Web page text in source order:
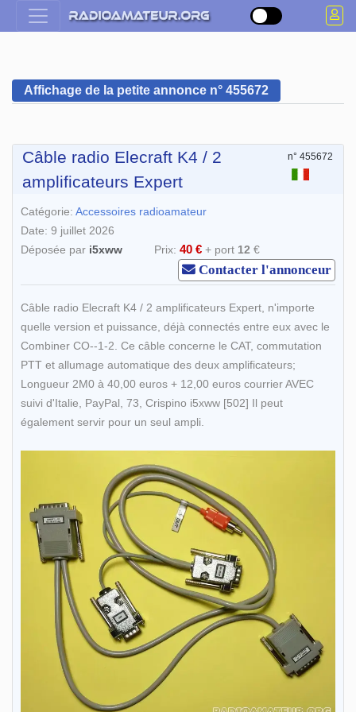
Affichage de la petite annonce n° 455672
Câble radio Elecraft K4 / 2
amplificateurs Expert
n° 455672
Catégorie: Accessoires radioamateur
Date: 9 juillet 2026
Déposée par i5xww Prix: 40 € + port 12 €
Contacter l'annonceur
Câble radio Elecraft K4 / 2 amplificateurs Expert, n'importe
quelle version et puissance, déjà connectés entre eux avec le
Combiner CO--1-2. Ce câble concerne le CAT, commutation
PTT et allumage automatique des deux amplificateurs;
Longueur 2M0 à 40,00 euros + 12,00 euros courrier AVEC
suivi d'Italie, PayPal, 73, Crispino i5xww [502] Il peut
également servir pour un seul ampli.